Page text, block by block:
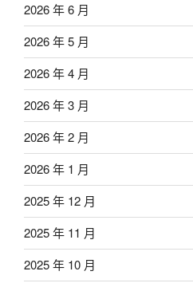
2026 年 6 月
2026 年 5 月
2026 年 4 月
2026 年 3 月
2026 年 2 月
2026 年 1 月
2025 年 12 月
2025 年 11 月
2025 年 10 月